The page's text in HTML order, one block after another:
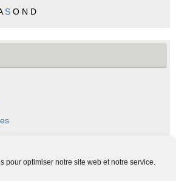
pour optimiser notre site web et notre service.
S O N D